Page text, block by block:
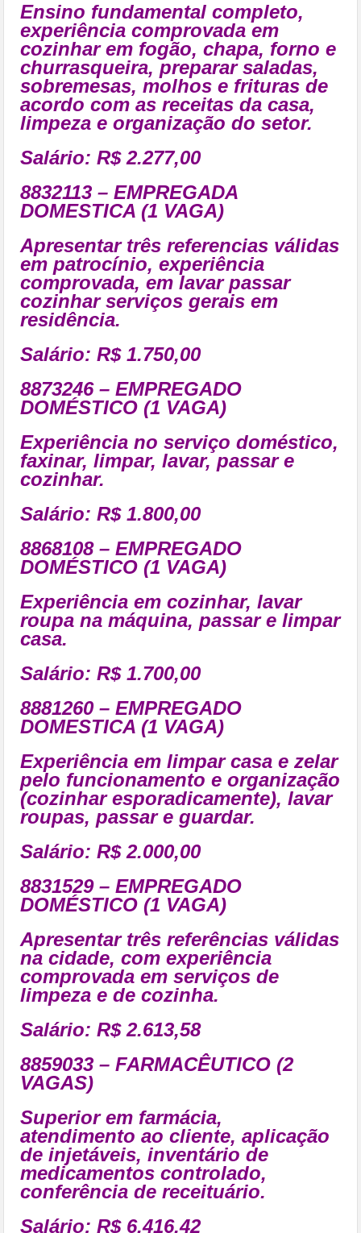
Ensino fundamental completo,
experiência comprovada em
cozinhar em fogão, chapa, forno e
churrasqueira, preparar saladas,
sobremesas, molhos e frituras de
acordo com as receitas da casa,
limpeza e organização do setor.
Salário: R$ 2.277,00
8832113 – EMPREGADA
DOMESTICA (1 VAGA)
Apresentar três referencias válidas
em patrocínio, experiência
comprovada, em lavar passar
cozinhar serviços gerais em
residência.
Salário: R$ 1.750,00
8873246 – EMPREGADO
DOMÉSTICO (1 VAGA)
Experiência no serviço doméstico,
faxinar, limpar, lavar, passar e
cozinhar.
Salário: R$ 1.800,00
8868108 – EMPREGADO
DOMÉSTICO (1 VAGA)
Experiência em cozinhar, lavar
roupa na máquina, passar e limpar
casa.
Salário: R$ 1.700,00
8881260 – EMPREGADO
DOMESTICA (1 VAGA)
Experiência em limpar casa e zelar
pelo funcionamento e organização
(cozinhar esporadicamente), lavar
roupas, passar e guardar.
Salário: R$ 2.000,00
8831529 – EMPREGADO
DOMÉSTICO (1 VAGA)
Apresentar três referências válidas
na cidade, com experiência
comprovada em serviços de
limpeza e de cozinha.
Salário: R$ 2.613,58
8859033 – FARMACÊUTICO (2
VAGAS)
Superior em farmácia,
atendimento ao cliente, aplicação
de injetáveis, inventário de
medicamentos controlado,
conferência de receituário.
Salário: R$ 6.416,42